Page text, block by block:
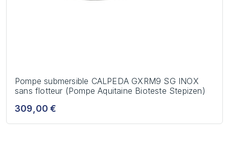
Pompe submersible CALPEDA GXRM9 SG INOX
sans flotteur (Pompe Aquitaine Bioteste Stepizen)
309,00 €